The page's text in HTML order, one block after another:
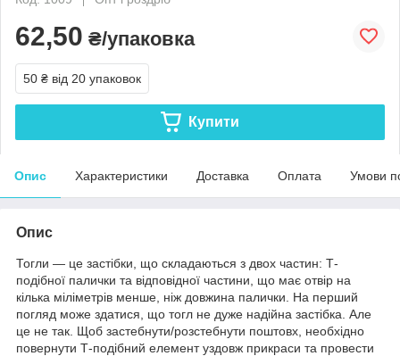
62,50 ₴/упаковка
50 ₴ від 20 упаковок
Купити
Опис Характеристики Доставка Оплата Умови
Опис
Тогли — це застібки, що складаються з двох частин: Т-
подібної палички та відповідної частини, що має отвір на
кілька міліметрів менше, ніж довжина палички. На перший
погляд може здатися, що тогл не дуже надійна застібка. Але
це не так. Щоб застебнути/розстебнути поштовх, необхідно
повернути Т-подібний елемент уздовж прикраси та провести